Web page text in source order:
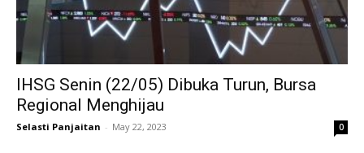
IHSG Senin (22/05) Dibuka Turun, Bursa
Regional Menghijau
Selasti Panjaitan - May 22, 2023 0